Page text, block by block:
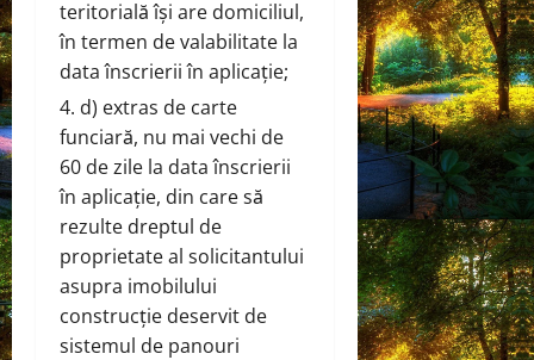
teritorială își are domiciliul,
în termen de valabilitate la
data înscrierii în aplicație;
d) extras de carte
funciară, nu mai vechi de
60 de zile la data înscrierii
în aplicație, din care să
rezulte dreptul de
proprietate al solicitantului
asupra imobilului
construcție deservit de
sistemul de panouri